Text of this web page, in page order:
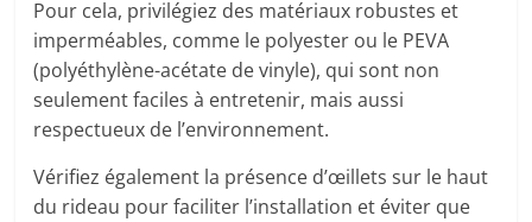
Pour cela, privilégiez des matériaux robustes et
imperméables, comme le polyester ou le PEVA
(polyéthylène-acétate de vinyle), qui sont non
seulement faciles à entretenir, mais aussi
respectueux de l’environnement.
Vérifiez également la présence d’œillets sur le haut
du rideau pour faciliter l’installation et éviter que